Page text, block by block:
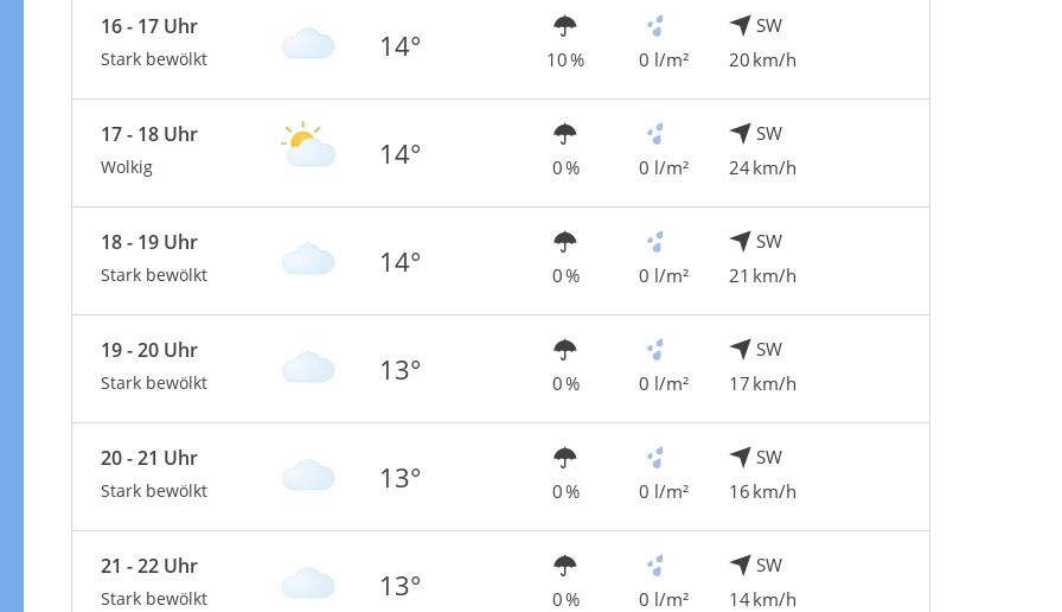
16 - 17 Uhr
Stark bewölkt 14° 10 % 0 l/m²
SW
20 km/h
17 - 18 Uhr
Wolkig 14° 0 % 0 l/m²
SW
24 km/h
18 - 19 Uhr
Stark bewölkt 14° 0 % 0 l/m²
SW
21 km/h
19 - 20 Uhr
Stark bewölkt 13° 0 % 0 l/m²
SW
17 km/h
20 - 21 Uhr
Stark bewölkt 13° 0 % 0 l/m²
SW
16 km/h
21 - 22 Uhr
Stark bewölkt 13° 0 % 0 l/m²
SW
14 km/h